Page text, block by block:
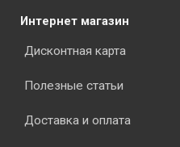
Интернет магазин
Дисконтная карта
Полезные статьи
Доставка и оплата